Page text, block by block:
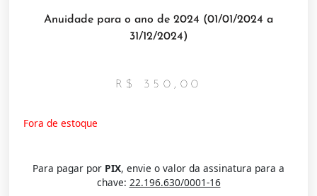
Anuidade para o ano de 2024 (01/01/2024 a
31/12/2024)
R$ 350,00
Fora de estoque
Para pagar por PIX, envie o valor da assinatura para a
chave: 22.196.630/0001-16